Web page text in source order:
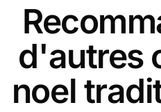
d'autres
noel